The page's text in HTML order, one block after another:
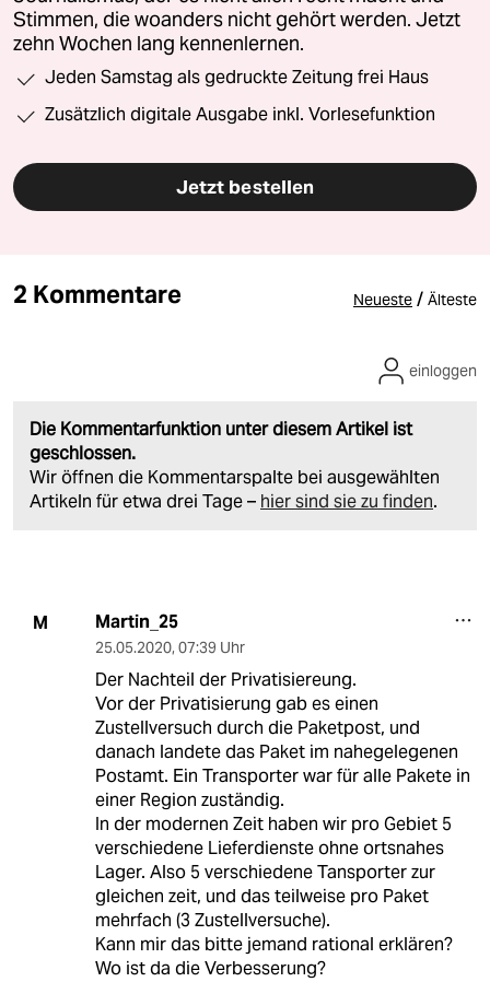
Stimmen, die woanders nicht gehört werden. Jetzt
zehn Wochen lang kennenlernen.
Jeden Samstag als gedruckte Zeitung frei Haus
Zusätzlich digitale Ausgabe inkl. Vorlesefunktion
Jetzt bestellen
2 Kommentare Neueste / Älteste
Die Kommentarfunktion unter diesem Artikel ist
geschlossen.
Wir öffnen die Kommentarspalte bei ausgewählten
Artikeln für etwa drei Tage – hier sind sie zu finden.
einloggen
M Martin_25
25.05.2020, 07:39 Uhr
Der Nachteil der Privatisiereung.
Vor der Privatisierung gab es einen
Zustellversuch durch die Paketpost, und
danach landete das Paket im nahegelegenen
Postamt. Ein Transporter war für alle Pakete in
einer Region zuständig.
In der modernen Zeit haben wir pro Gebiet 5
verschiedene Lieferdienste ohne ortsnahes
Lager. Also 5 verschiedene Tansporter zur
gleichen zeit, und das teilweise pro Paket
mehrfach (3 Zustellversuche).
Kann mir das bitte jemand rational erklären?
Wo ist da die Verbesserung?